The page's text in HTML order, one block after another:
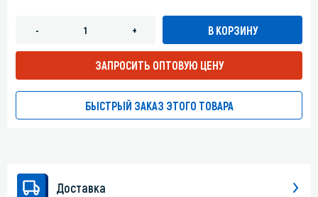
- + В КОРЗИНУ
ЗАПРОСИТЬ ОПТОВУЮ ЦЕНУ
БЫСТРЫЙ ЗАКАЗ ЭТОГО ТОВАРА
Доставка